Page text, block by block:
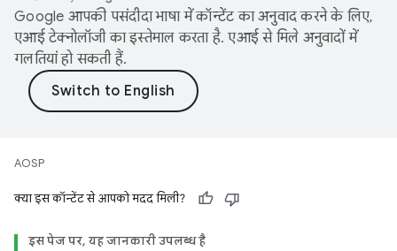
Google आपकी पसंदीदा भाषा में कॉन्टेंट का अनुवाद करने के लिए,
एआई टेक्नोलॉजी का इस्तेमाल करता है. एआई से मिले अनुवादों में
गलतियां हो सकती हैं.
AOSP
क्या इस कॉन्टेंट से आपको मदद मिली?
इस पेज पर, यह जानकारी उपलब्ध है